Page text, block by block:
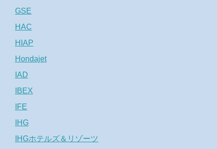
GSE
HAC
HIAP
Hondajet
IAD
IBEX
IFE
IHG
IHGホテルズ＆リゾーツ